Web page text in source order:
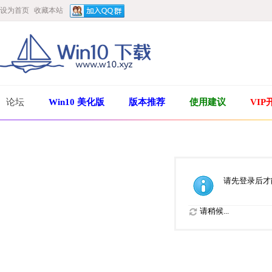
设为首页 收藏本站
论坛 Win10 美化版 版本推荐 使用建议 VIP
请先登录后
请稍候...